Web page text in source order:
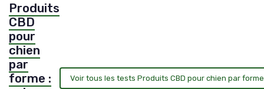
Produits
CBD
pour
chien
par
forme :
Voir tous les tests Produits CBD pour chien par